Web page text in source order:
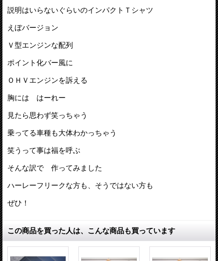
説明はいらないぐらいのインパクトＴシャツ
えぼバージョン
Ｖ型エンジンな配列
ポイント化バー風に
ＯＨＶエンジンを訴える
胸には はーれー
見たら思わず笑っちゃう
乗ってる車種も大体わかっちゃう
笑うって事は福を呼ぶ
そんな訳で 作ってみました
ハーレーフリークな方も、そうではない方も
ぜひ！
この商品を買った人は、こんな商品も買っています